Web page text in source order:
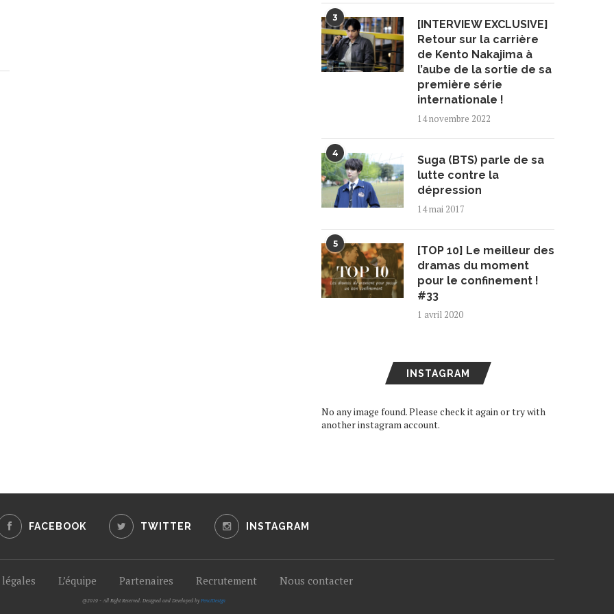
3
[INTERVIEW EXCLUSIVE]
Retour sur la carrière
de Kento Nakajima à
l’aube de la sortie de sa
première série
internationale !
14 novembre 2022
4
Suga (BTS) parle de sa
lutte contre la
dépression
14 mai 2017
5
[TOP 10] Le meilleur des
dramas du moment
pour le confinement !
#33
1 avril 2020
INSTAGRAM
No any image found. Please check it again or try with
another instagram account.
FACEBOOK TWITTER INSTAGRAM
L’équipe Partenaires Recrutement Nous contacter
@2019 - All Right Reserved. Designed and Developed by PenciDesign